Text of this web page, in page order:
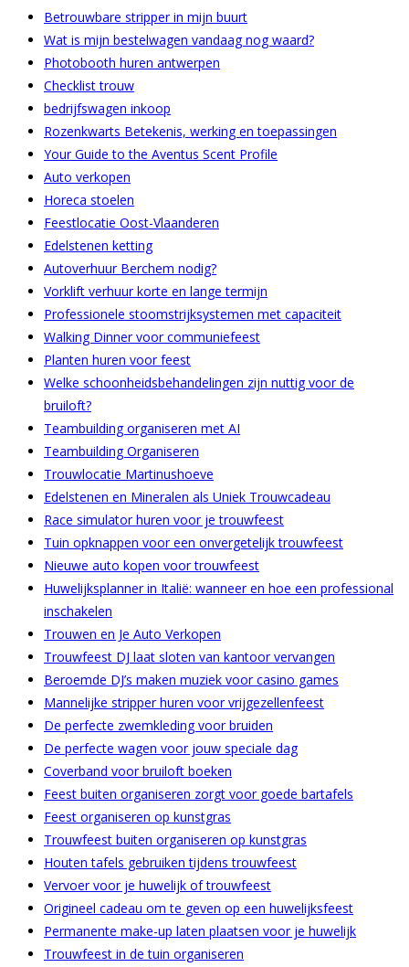
Betrouwbare stripper in mijn buurt
Wat is mijn bestelwagen vandaag nog waard?
Photobooth huren antwerpen
Checklist trouw
bedrijfswagen inkoop
Rozenkwarts Betekenis, werking en toepassingen
Your Guide to the Aventus Scent Profile
Auto verkopen
Horeca stoelen
Feestlocatie Oost-Vlaanderen
Edelstenen ketting
Autoverhuur Berchem nodig?
Vorklift verhuur korte en lange termijn
Professionele stoomstrijksystemen met capaciteit
Walking Dinner voor communiefeest
Planten huren voor feest
Welke schoonheidsbehandelingen zijn nuttig voor de
bruiloft?
Teambuilding organiseren met AI
Teambuilding Organiseren
Trouwlocatie Martinushoeve
Edelstenen en Mineralen als Uniek Trouwcadeau
Race simulator huren voor je trouwfeest
Tuin opknappen voor een onvergetelijk trouwfeest
Nieuwe auto kopen voor trouwfeest
Huwelijksplanner in Italië: wanneer en hoe een professional
inschakelen
Trouwen en Je Auto Verkopen
Trouwfeest DJ laat sloten van kantoor vervangen
Beroemde DJ’s maken muziek voor casino games
Mannelijke stripper huren voor vrijgezellenfeest
De perfecte zwemkleding voor bruiden
De perfecte wagen voor jouw speciale dag
Coverband voor bruiloft boeken
Feest buiten organiseren zorgt voor goede bartafels
Feest organiseren op kunstgras
Trouwfeest buiten organiseren op kunstgras
Houten tafels gebruiken tijdens trouwfeest
Vervoer voor je huwelijk of trouwfeest
Origineel cadeau om te geven op een huwelijksfeest
Permanente make-up laten plaatsen voor je huwelijk
Trouwfeest in de tuin organiseren